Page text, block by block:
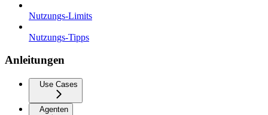
Nutzungs-Limits
Nutzungs-Tipps
Anleitungen
Use Cases
Agenten